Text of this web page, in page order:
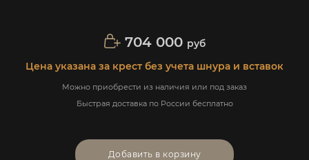
704 000 руб
Цена указана за крест без учета шнура и вставок
Можно приобрести из наличия или под заказ
Быстрая доставка по России бесплатно
Добавить в корзину